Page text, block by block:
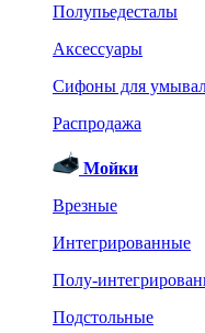
Полупьедесталы
Аксессуары
Сифоны для
Распродажа
Мойки
Врезные
Интегрированные
Полу-
Подстольные